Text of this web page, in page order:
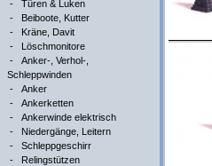
- Türen & Luken
- Beiboote, Kutter
- Kräne, Davit
- Löschmonitore
- Anker-, Verhol-,
Schleppwinden
- Anker
- Ankerketten
- Ankerwinde elektrisch
- Niedergänge, Leitern
- Schleppgeschirr
- Relingstützen